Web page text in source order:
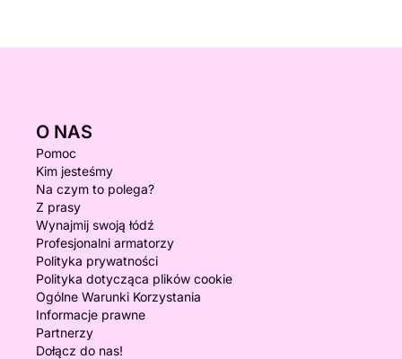
O NAS
Pomoc
Kim jesteśmy
Na czym to polega?
Z prasy
Wynajmij swoją łódź
Profesjonalni armatorzy
Polityka prywatności
Polityka dotycząca plików cookie
Ogólne Warunki Korzystania
Informacje prawne
Partnerzy
Dołącz do nas!